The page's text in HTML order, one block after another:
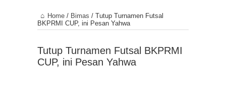
Home / Bimas / Tutup Turnamen Futsal
BKPRMI CUP, ini Pesan Yahwa
Tutup Turnamen Futsal BKPRMI
CUP, ini Pesan Yahwa